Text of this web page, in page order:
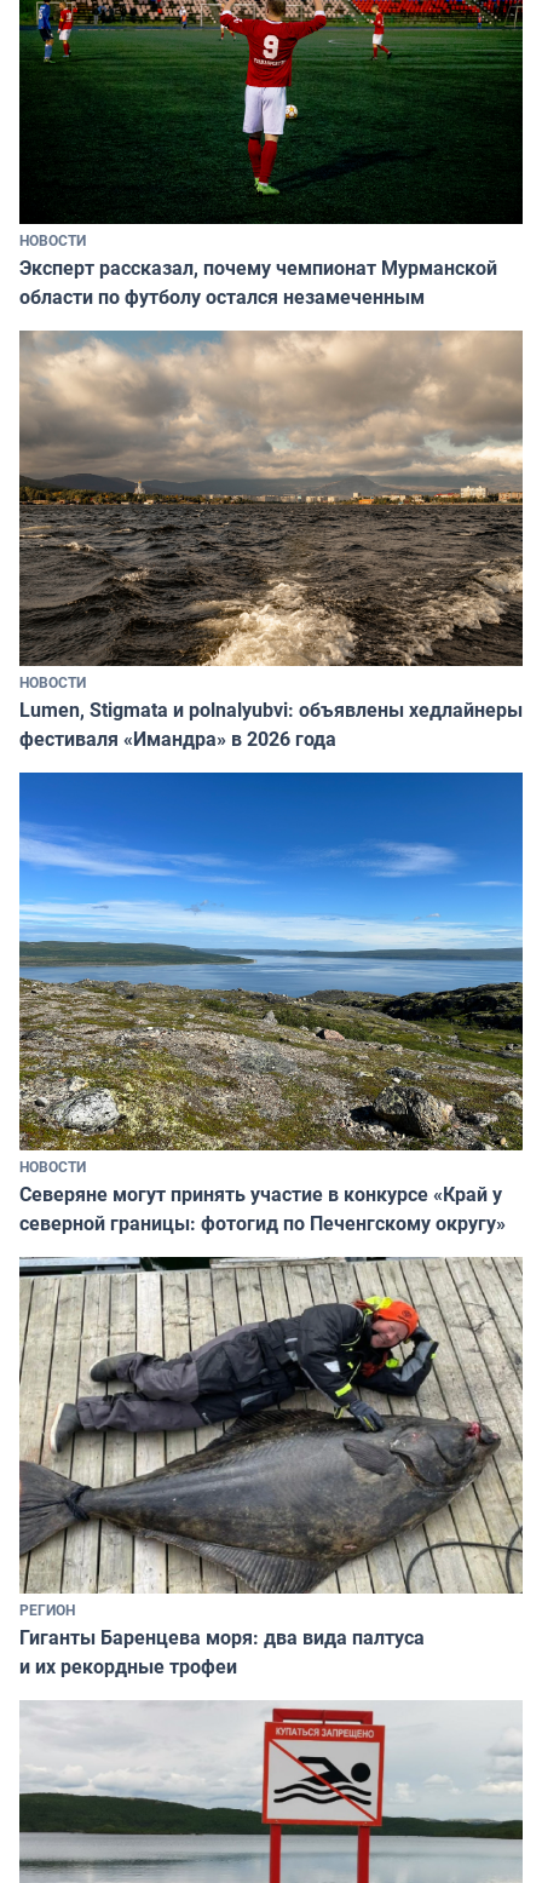
НОВОСТИ
Эксперт рассказал, почему чемпионат Мурманской
области по футболу остался незамеченным
НОВОСТИ
Lumen, Stigmata и polnalyubvi: объявлены хедлайнеры
фестиваля «Имандра» в 2026 года
НОВОСТИ
Северяне могут принять участие в конкурсе «Край у
северной границы: фотогид по Печенгскому округу»
РЕГИОН
Гиганты Баренцева моря: два вида палтуса
и их рекордные трофеи